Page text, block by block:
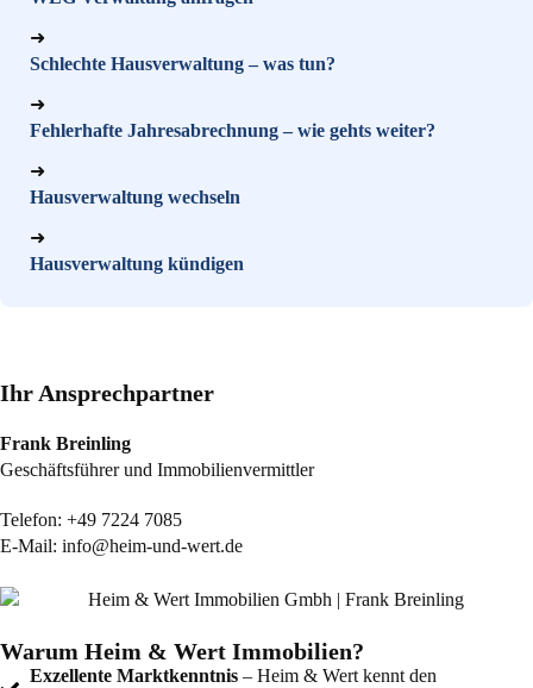
➜
Schlechte Hausverwaltung – was tun?
➜
Fehlerhafte Jahresabrechnung – wie gehts weiter?
➜
Hausverwaltung wechseln
➜
Hausverwaltung kündigen
Ihr Ansprechpartner
Frank Breinling
Geschäftsführer und Immobilienvermittler
Telefon: +49 7224 7085
E-Mail: info@heim-und-wert.de
Warum Heim & Wert Immobilien?
Exzellente Marktkenntnis – Heim & Wert kennt den